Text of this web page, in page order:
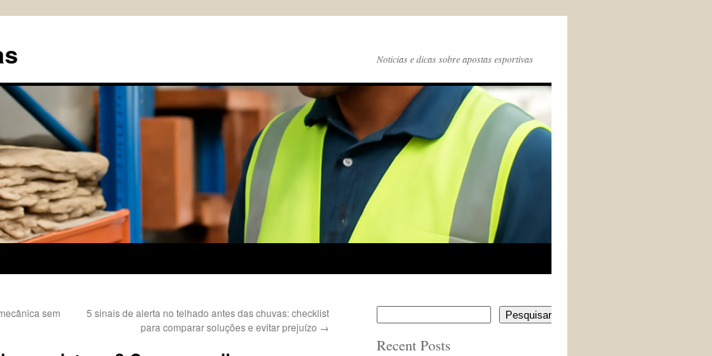
Noticias e dicas sobre apostas esportivas
sem
5 sinais de alerta no telhado antes das chuvas: checklist
para comparar soluções e evitar prejuízo →
Pesquisar
Recent Posts